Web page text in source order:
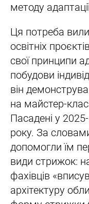
методу
Ця потреба
освітніх
свої принципи
побудови
він
на майстер-
Пасадені у
року. За
допомогли їм
види стрижок:
фахівців
архітектуру